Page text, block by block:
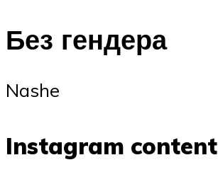
Без гендера
Nashe
Instagram content